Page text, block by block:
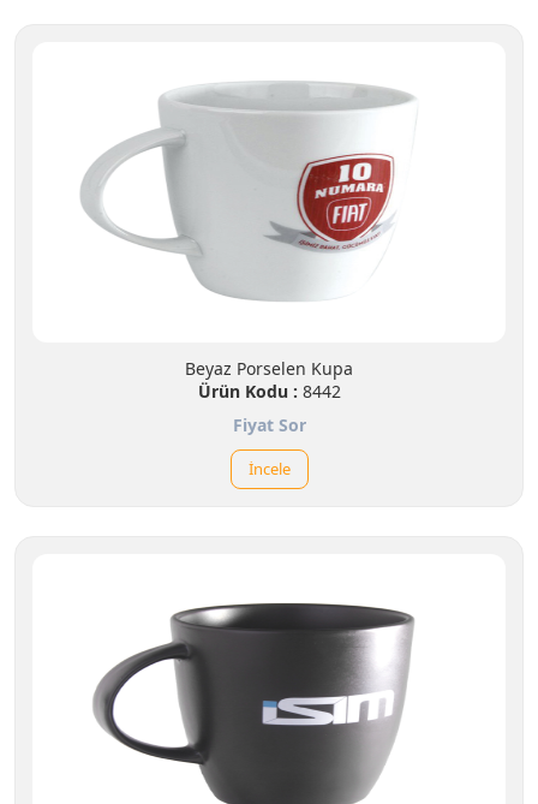
Beyaz Porselen Kupa
Ürün Kodu : 8442
Fiyat Sor
İncele